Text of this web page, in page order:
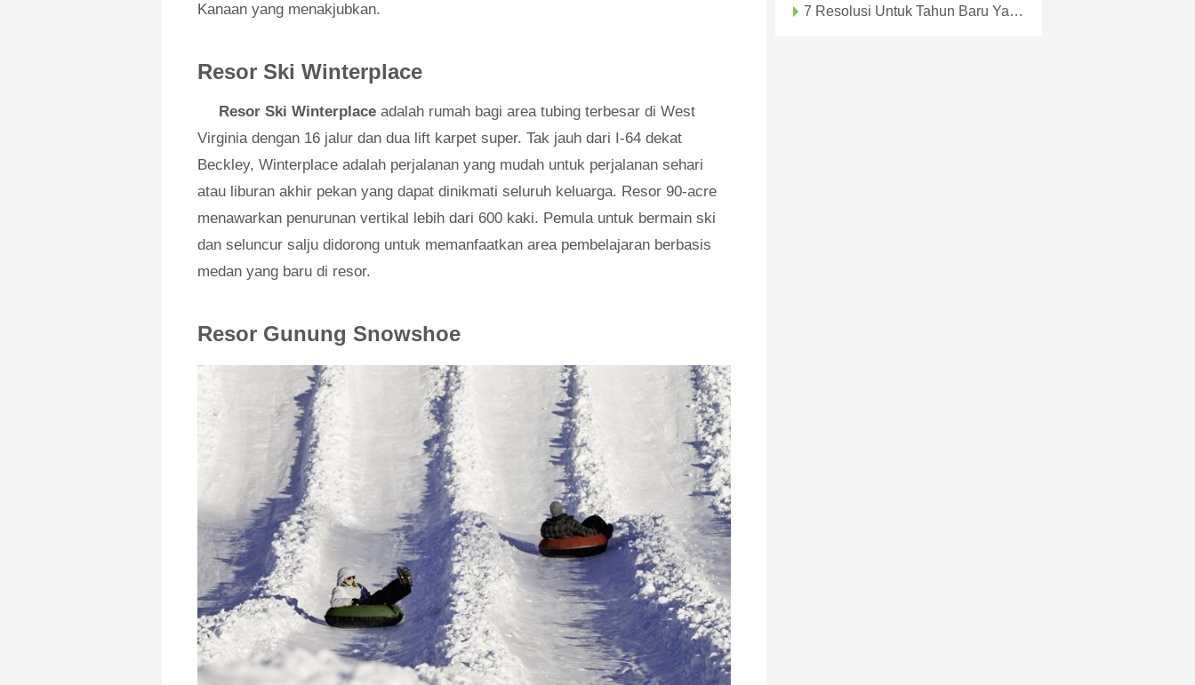
Kanaan yang menakjubkan.
Resor Ski Winterplace
Resor Ski Winterplace adalah rumah bagi area tubing terbesar di West
Virginia dengan 16 jalur dan dua lift karpet super. Tak jauh dari I-64 dekat
Beckley, Winterplace adalah perjalanan yang mudah untuk perjalanan sehari
atau liburan akhir pekan yang dapat dinikmati seluruh keluarga. Resor 90-acre
menawarkan penurunan vertikal lebih dari 600 kaki. Pemula untuk bermain ski
dan seluncur salju didorong untuk memanfaatkan area pembelajaran berbasis
medan yang baru di resor.
Resor Gunung Snowshoe
7 Resolusi Untuk Tahun Baru Yang Hampir Surga